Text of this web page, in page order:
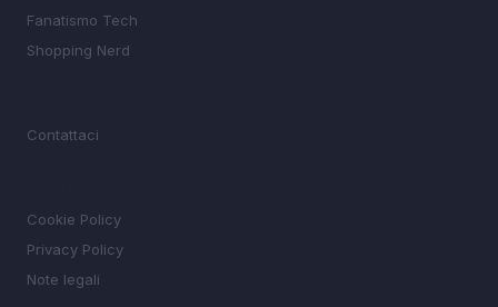
Fanatismo Tech
Shopping Nerd
Contattaci
Cookie Policy
Privacy Policy
Note legali